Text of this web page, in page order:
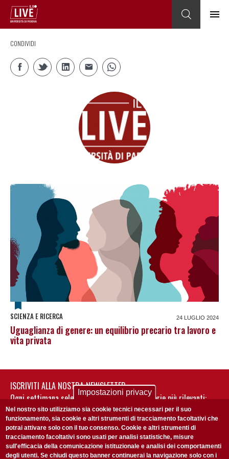
CONDIVIDI
SCIENZA E RICERCA 24 LUGLIO 2024
Uguaglianza di genere: un equilibrio precario tra lavoro e
vita privata
ISCRIVITI ALLA NOSTRA NEWSLETTER
Ogni settimana selezioniamo per te nostre storie più rilevanti:
non perderti gli aggiornamenti della nostra newsletter
Impostazioni privacy
Nel nostro sito utilizziamo sia cookie tecnici necessari per il suo
funzionamento, sia cookie e altri strumenti di tracciamento facoltativi che
potrai attivare solo con il tuo consenso. Cookie e altri strumenti di
tracciamento facoltativi sono usati per analisi statistiche, misure
sull'efficacia della comunicazione istituzionale e analisi dei comportamenti
degli utenti. Se chiudi questo banner continuerai la navigazione solo con i